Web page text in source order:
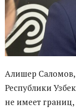
Алишер Саломов,
Республики
не имеет